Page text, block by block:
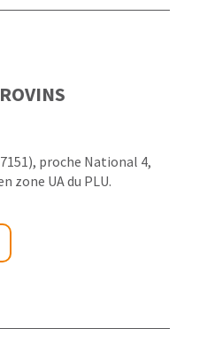
proche National 4,
zone UA du PLU.